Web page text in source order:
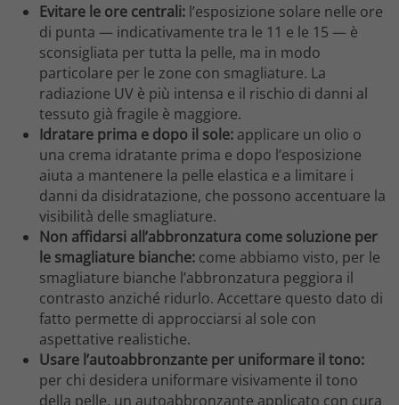
Evitare le ore centrali: l’esposizione solare nelle ore
di punta — indicativamente tra le 11 e le 15 — è
sconsigliata per tutta la pelle, ma in modo
particolare per le zone con smagliature. La
radiazione UV è più intensa e il rischio di danni al
tessuto già fragile è maggiore.
Idratare prima e dopo il sole: applicare un olio o
una crema idratante prima e dopo l’esposizione
aiuta a mantenere la pelle elastica e a limitare i
danni da disidratazione, che possono accentuare la
visibilità delle smagliature.
Non affidarsi all’abbronzatura come soluzione per
le smagliature bianche: come abbiamo visto, per le
smagliature bianche l’abbronzatura peggiora il
contrasto anziché ridurlo. Accettare questo dato di
fatto permette di approcciarsi al sole con
aspettative realistiche.
Usare l’autoabbronzante per uniformare il tono:
per chi desidera uniformare visivamente il tono
della pelle, un autoabbronzante applicato con cura